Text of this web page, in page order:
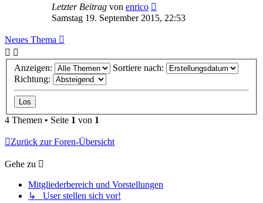
Letzter Beitrag von enrico
Samstag 19. September 2015, 22:53
Neues Thema
Anzeigen:
Sortiere nach:
Richtung:
4 Themen • Seite 1 von 1
Zurück zur Foren-Übersicht
Gehe zu
Mitgliederbereich und Vorstellungen
↳ User stellen sich vor!